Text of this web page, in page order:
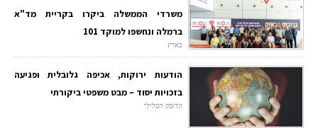
משרדי הממשלה ביקרו בקריית מד"א
ברמלה ונחשפו למוקד 101
בארץ
הודעות ירוקות, אכיפה גלובלית ופגיעה
בזכויות יסוד – מבט משפטי ביקורתי
הדופק הפלילי